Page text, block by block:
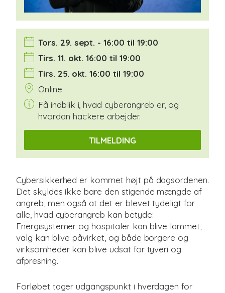
Tors. 29. sept. - 16:00 til 19:00
Tirs. 11. okt. 16:00 til 19:00
Tirs. 25. okt. 16:00 til 19:00
Online
Få indblik i, hvad cyberangreb er, og
hvordan hackere arbejder.
TILMELDING
Cybersikkerhed er kommet højt på dagsordenen.
Det skyldes ikke bare den stigende mængde af
angreb, men også at det er blevet tydeligt for
alle, hvad cyberangreb kan betyde:
Energisystemer og hospitaler kan blive lammet,
valg kan blive påvirket, og både borgere og
virksomheder kan blive udsat for tyveri og
afpresning.
Forløbet tager udgangspunkt i hverdagen for